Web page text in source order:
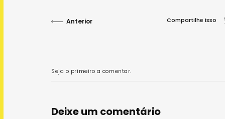
Anterior Compartilhe isso
Seja o primeiro a comentar.
Deixe um comentário